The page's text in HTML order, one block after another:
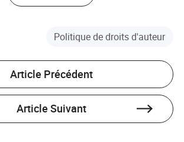
intelligent et pourquoi est-il
salles de bains ?
est un type de verre qui peut modifier
de la lumière en fonction
environnementaux ou des commandes
les salles de bains, cette technologie
elle offre intimité et contrôle de la
la consommation d'énergie,
Politique de droits d'auteur
Article Précédent
Article Suivant